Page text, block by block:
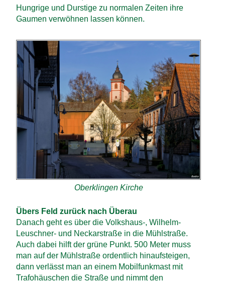
Hungrige und Durstige zu normalen Zeiten ihre
Gaumen verwöhnen lassen können.
Oberklingen Kirche
Übers Feld zurück nach Überau
Danach geht es über die Volkshaus-, Wilhelm-
Leuschner- und Neckar­straße in die Mühl­straße.
Auch dabei hilft der grüne Punkt. 500 Meter muss
man auf der Mühl­straße ordentlich hinauf­steigen,
dann verlässt man an einem Mobil­funk­mast mit
Trafo­häuschen die Straße und nimmt den